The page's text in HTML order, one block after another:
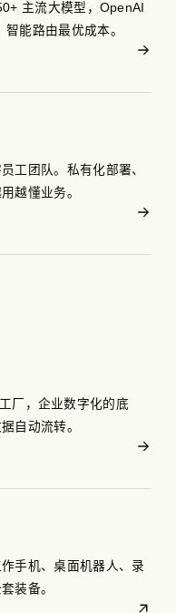
主流大模型，OpenAI
能路由最优成本。
工团队。私有化部署、
越懂业务。
厂，企业数字化的底
自动流转。
手机、桌面机器人、录
装备。